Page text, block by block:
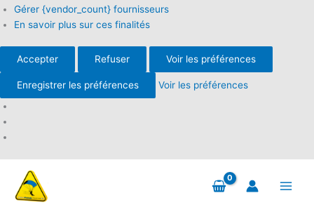
Gérer {vendor_count} fournisseurs
En savoir plus sur ces finalités
Accepter Refuser Voir les préférences
Enregistrer les préférences Voir les préférences
contenu